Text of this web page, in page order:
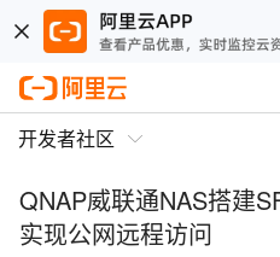
开发者社区
QNAP威联通NAS搭建
实现公网远程访问